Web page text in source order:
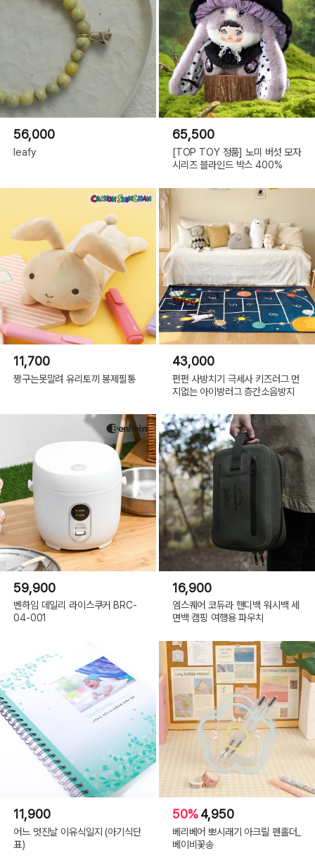
56,000
leafy
65,500
[TOP TOY 정품] 노미 버섯 모자
시리즈 블라인드 박스 400%
11,700
짱구는못말려 유리토끼 봉제필통
43,000
펀펀 사방치기 극세사 키즈러그 먼
지없는 아이방러그 층간소음방지
59,900
벤하임 데일리 라이스쿠커 BRC-
04-001
16,900
엠스퀘어 코듀라 핸디백 워시백 세
면백 캠핑 여행용 파우치
11,900
어느 멋진날 이유식일지 (아기식단
표)
50%4,950
베리베어 뽀시래기 아크릴 펜홀더_
베이비꽃송